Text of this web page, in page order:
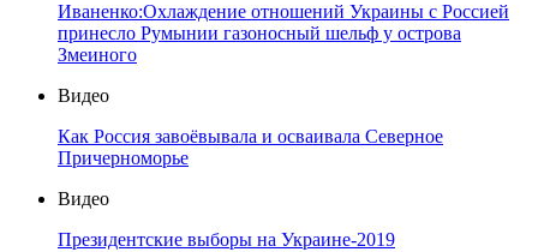
Иваненко:Охлаждение отношений Украины с Россией
принесло Румынии газоносный шельф у острова
Змеиного
Видео
Как Россия завоёвывала и осваивала Северное
Причерноморье
Видео
Президентские выборы на Украине-2019